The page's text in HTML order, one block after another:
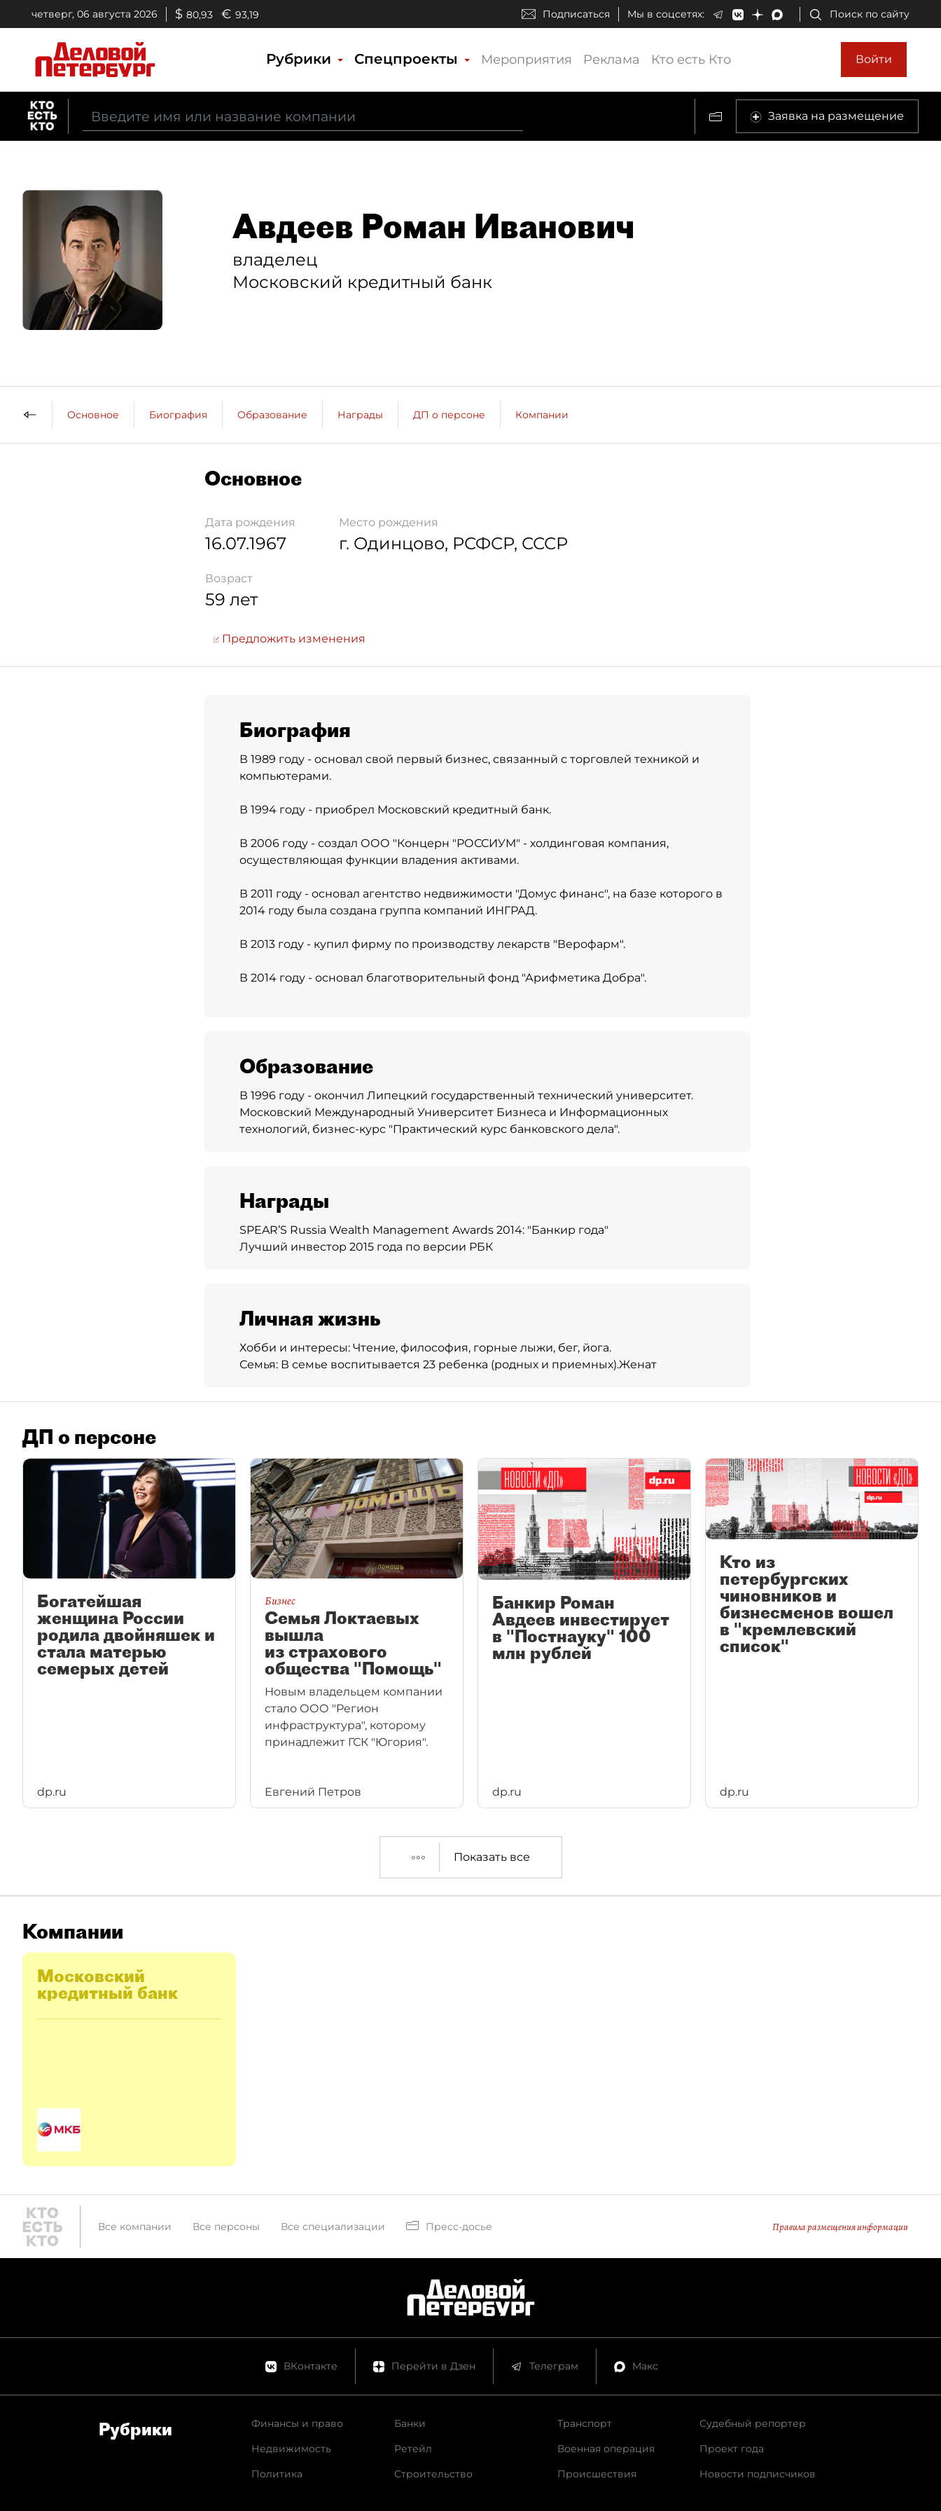
четверг, 06 августа 2026 $ 80,93 € 93,19 Подписаться Мы в соцсетях: Поиск по сайту
Рубрики Спецпроекты Мероприятия Реклама Кто есть Кто Войти
Заявка на размещение
Авдеев Роман Иванович
владелец
Московский кредитный банк
Основное Биография Образование Награды ДП о персоне Компании
Основное
Дата рождения
16.07.1967
Место рождения
г. Одинцово, РСФСР, СССР
Возраст
59 лет
Предложить изменения
Биография
В 1989 году - основал свой первый бизнес, связанный с торговлей техникой и
компьютерами.
В 1994 году - приобрел Московский кредитный банк.
В 2006 году - создал ООО "Концерн "РОССИУМ" - холдинговая компания,
осуществляющая функции владения активами.
В 2011 году - основал агентство недвижимости "Домус финанс", на базе которого в
2014 году была создана группа компаний ИНГРАД.
В 2013 году - купил фирму по производству лекарств "Верофарм".
В 2014 году - основал благотворительный фонд "Арифметика Добра".
Образование
В 1996 году - окончил Липецкий государственный технический университет.
Московский Международный Университет Бизнеса и Информационных
технологий, бизнес-курс "Практический курс банковского дела".
Награды
SPEAR’S Russia Wealth Management Awards 2014: "Банкир года"
Лучший инвестор 2015 года по версии РБК
Личная жизнь
Хобби и интересы: Чтение, философия, горные лыжи, бег, йога.
Семья: В семье воспитывается 23 ребенка (родных и приемных).Женат
ДП о персоне
Богатейшая
женщина России
родила двойняшек и
стала матерью
семерых детей
dp.ru
Бизнес
Семья Локтаевых
вышла
из страхового
общества "Помощь"
Новым владельцем компании
стало ООО "Регион
инфраструктура", которому
принадлежит ГСК "Югория".
Евгений Петров
Банкир Роман
Авдеев инвестирует
в "Постнауку" 100
млн рублей
dp.ru
Кто из
петербургских
чиновников и
бизнесменов вошел
в "кремлевский
список"
dp.ru
Показать все
Компании
Московский
кредитный банк
Все компании Все персоны Все специализации Пресс-досье Правила размещения информации
ВКонтакте Перейти в Дзен Телеграм Макс
Рубрики
Финансы и право
Недвижимость
Политика
Банки
Ретейл
Строительство
Транспорт
Военная операция
Происшествия
Судебный репортер
Проект года
Новости подписчиков